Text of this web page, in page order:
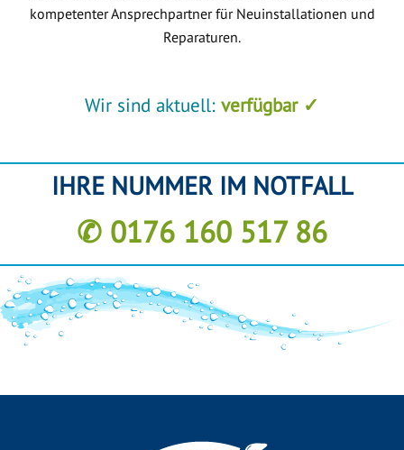
kompetenter Ansprechpartner für Neuinstallationen und
Reparaturen.
Wir sind aktuell: verfügbar ✓
IHRE NUMMER IM NOTFALL
✆ 0176 160 517 86